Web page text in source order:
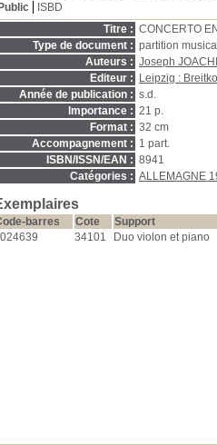
Public
ISBD
Titre : CONCERTO
Type de document : partition
Auteurs : Joseph
Editeur :
Leipzig :
Année de publication : s.d.
Importance : 21 p.
Format : 32 cm
Accompagnement : 1 part.
ISBN/ISSN/EAN : 8941
Catégories : ALLEMAGNE
barres Cote
Support
34101 Duo violon et piano